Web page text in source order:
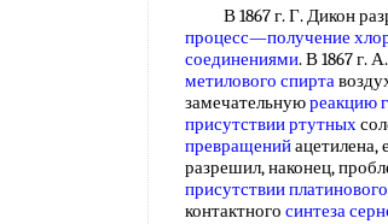
В 1867 г. Г. Дикон
процесс—получение
соединениями. В 1867 г.
метилового спирта
замечательнуюреакцию
присутствии ртутных
превращенийацетилена,
разрешил, наконец,
присутствии
контактного синтеза